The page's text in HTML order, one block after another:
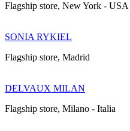
Flagship store, New York - USA
SONIA RYKIEL
Flagship store, Madrid
DELVAUX MILAN
Flagship store, Milano - Italia